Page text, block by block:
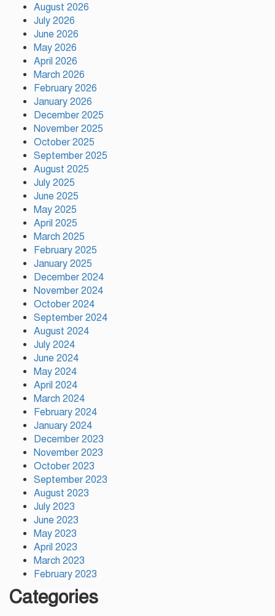
ময়মনসিংহে ‘সবুজ বাংলাদেশ’
August 2026
July 2026
June 2026
May 2026
April 2026
March 2026
February 2026
January 2026
December 2025
November 2025
October 2025
September 2025
August 2025
July 2025
June 2025
May 2025
April 2025
March 2025
February 2025
January 2025
December 2024
November 2024
October 2024
September 2024
August 2024
July 2024
June 2024
May 2024
April 2024
March 2024
February 2024
January 2024
December 2023
November 2023
October 2023
September 2023
August 2023
July 2023
June 2023
May 2023
April 2023
March 2023
February 2023
Categories